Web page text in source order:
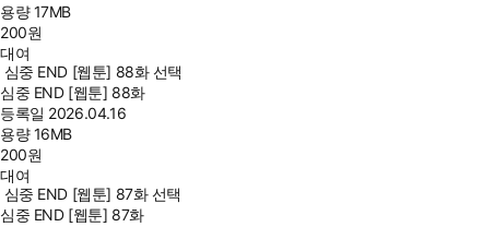
용량17MB
200원
대여
심중 END [웹툰] 88화 선택
심중 END [웹툰] 88화
등록일 2026.04.16
용량16MB
200원
대여
심중 END [웹툰] 87화 선택
심중 END [웹툰] 87화